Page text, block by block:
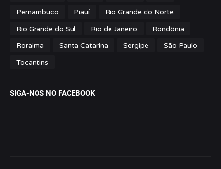
Pernambuco
Piauí
Rio Grande do Norte
Rio Grande do Sul
Rio de Janeiro
Rondônia
Roraima
Santa Catarina Sergipe
São Paulo
Tocantins
SIGA-NOS NO FACEBOOK